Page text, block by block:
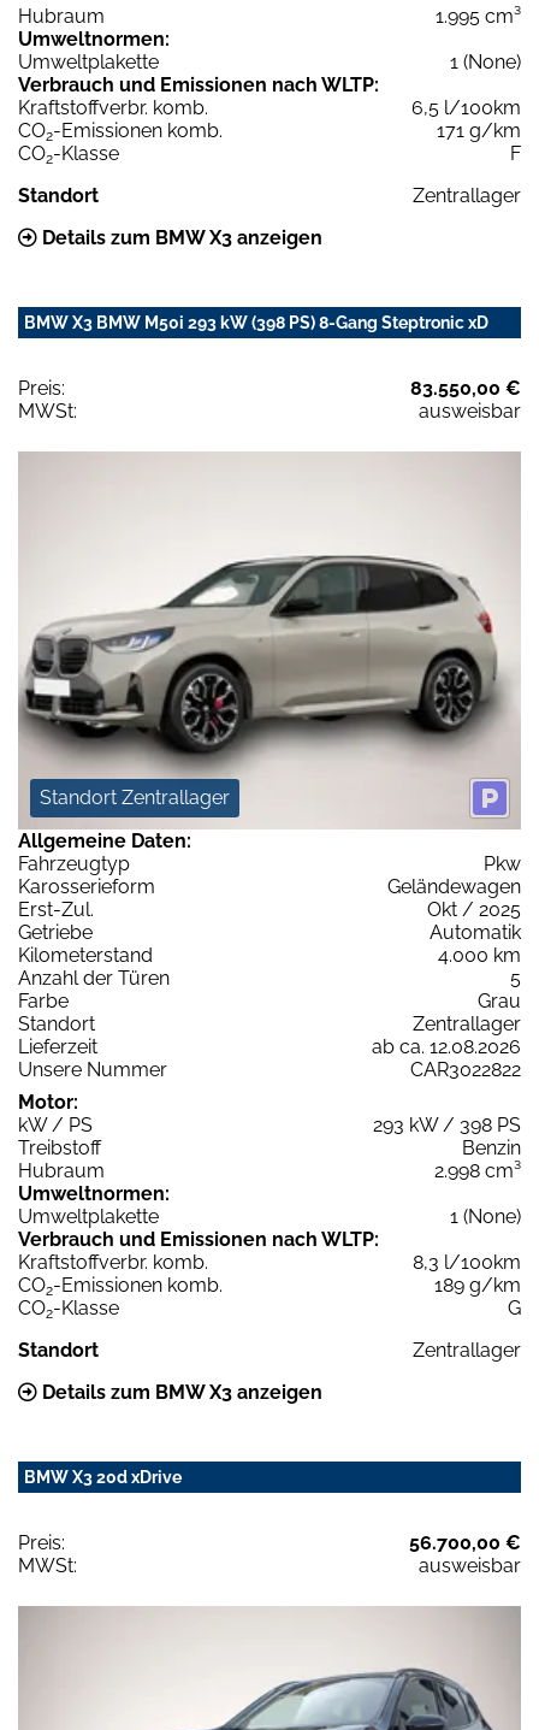
Hubraum
1.995 cm³
Umweltnormen:
Umweltplakette
1 (None)
Verbrauch und Emissionen nach WLTP:
Kraftstoffverbr. komb.
6,5 l/100km
CO2-Emissionen komb.
171 g/km
CO2-Klasse
F
Standort
Zentrallager
Details zum BMW X3 anzeigen
BMW X3 BMW M50i 293 kW (398 PS) 8-Gang Steptronic xD
Preis:
83.550,00 €
MWSt:
ausweisbar
Standort Zentrallager
Allgemeine Daten:
Fahrzeugtyp
Pkw
Karosserieform
Geländewagen
Erst-Zul.
Okt / 2025
Getriebe
Automatik
Kilometerstand
4.000 km
Anzahl der Türen
5
Farbe
Grau
Standort
Zentrallager
Lieferzeit
ab ca. 12.08.2026
Unsere Nummer
CAR3022822
Motor:
kW / PS
293 kW / 398 PS
Treibstoff
Benzin
Hubraum
2.998 cm³
Umweltnormen:
Umweltplakette
1 (None)
Verbrauch und Emissionen nach WLTP:
Kraftstoffverbr. komb.
8,3 l/100km
CO2-Emissionen komb.
189 g/km
CO2-Klasse
G
Standort
Zentrallager
Details zum BMW X3 anzeigen
BMW X3 20d xDrive
Preis:
56.700,00 €
MWSt:
ausweisbar